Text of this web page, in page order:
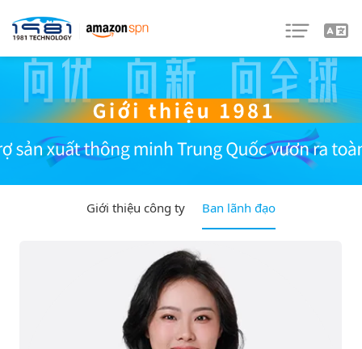
Giới thiệu công ty Ban lãnh đạo